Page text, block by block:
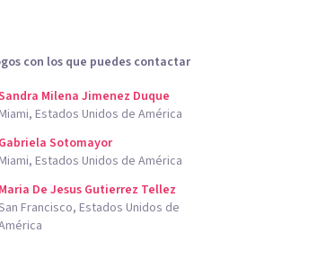
con los que puedes contactar
Milena Jimenez Duque
Estados Unidos de América
Gabriela Sotomayor
Estados Unidos de América
Maria De Jesus Gutierrez Tellez
Francisco, Estados Unidos de